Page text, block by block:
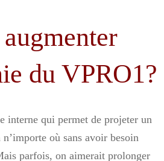
du VPRO1?
interne qui permet de projeter un
où sans avoir besoin
parfois, on aimerait prolonger